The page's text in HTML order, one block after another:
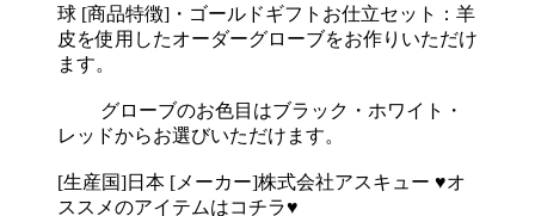
球 [商品特徴]・ゴールドギフトお仕立セット：羊
皮を使用したオーダーグローブをお作りいただけ
ます。
グローブのお色目はブラック・ホワイト・
レッドからお選びいただけます。
[生産国]日本 [メーカー]株式会社アスキュー ♥オ
ススメのアイテムはコチラ♥